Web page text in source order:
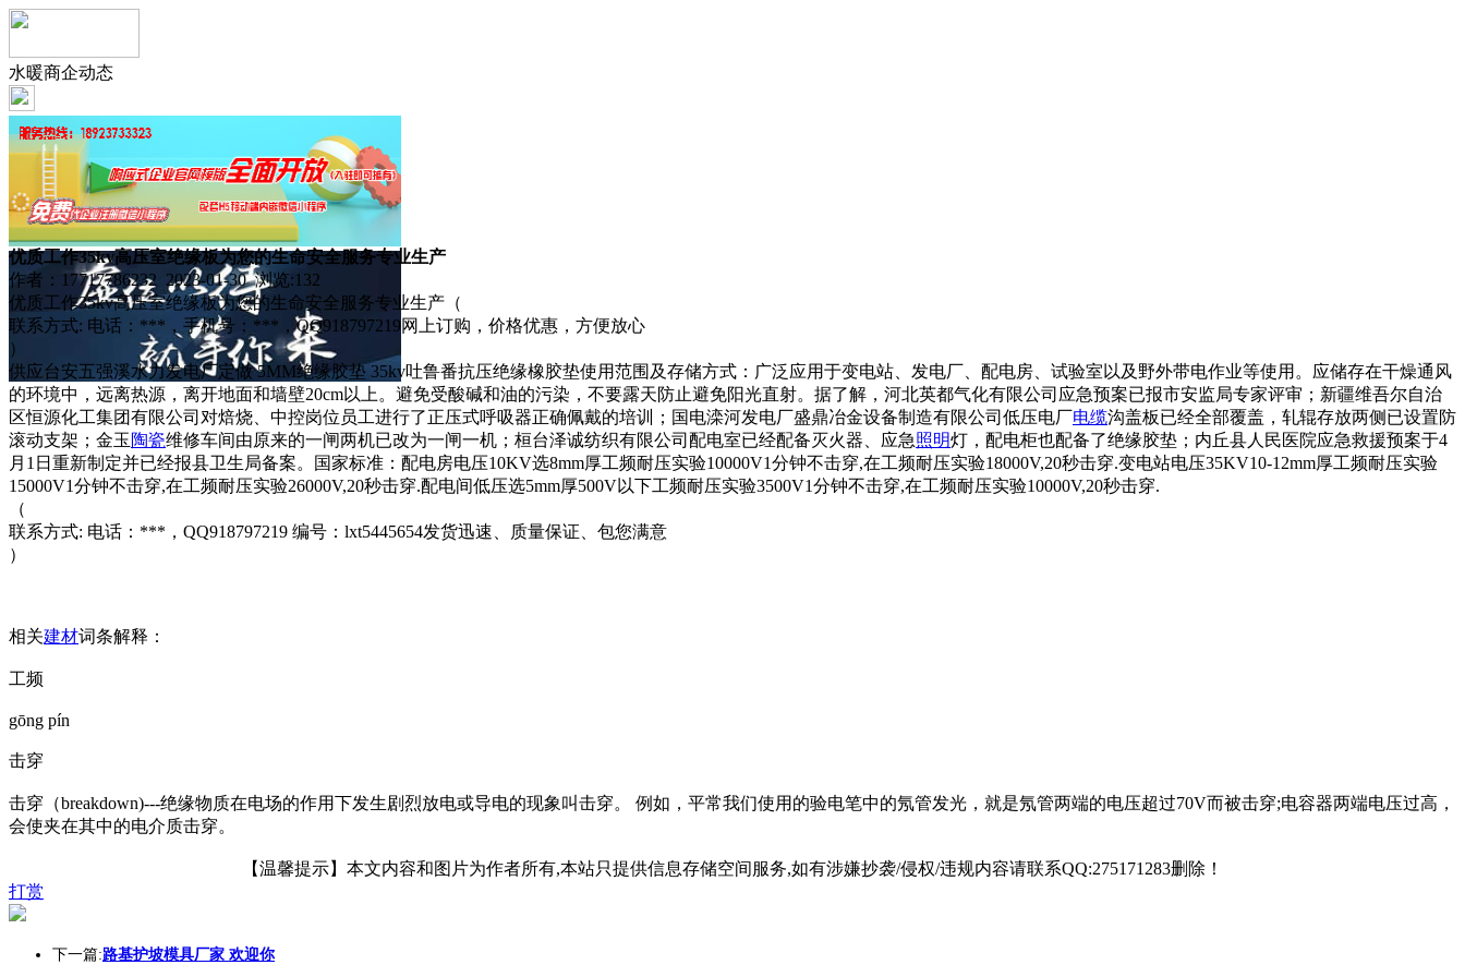
水暖商企动态
优质工作35kv高压室绝缘板为您的生命安全服务专业生产
作者：17717786232 2023-01-30 浏览:132
优质工作35kv高压室绝缘板为您的生命安全服务专业生产（
联系方式: 电话：***，手机号：***，QQ918797219网上订购，价格优惠，方便放心
）
供应台安五强溪水力发电厂定做 5MM绝缘胶垫 35kv吐鲁番抗压绝缘橡胶垫使用范围及存储方式：广泛应用于变电站、发电厂、配电房、试验室以及野外带电作业等使用。应储存在干燥通风
的环境中，远离热源，离开地面和墙壁20cm以上。避免受酸碱和油的污染，不要露天防止避免阳光直射。据了解，河北英都气化有限公司应急预案已报市安监局专家评审；新疆维吾尔自治
区恒源化工集团有限公司对焙烧、中控岗位员工进行了正压式呼吸器正确佩戴的培训；国电滦河发电厂盛鼎冶金设备制造有限公司低压电厂电缆沟盖板已经全部覆盖，轧辊存放两侧已设置防
滚动支架；金玉 陶瓷维修车间由原来的一闸两机已改为一闸一机；桓台泽诚纺织有限公司配电室已经配备灭火器、应急照明灯，配电柜也配备了绝缘胶垫；内丘县人民医院应急救援预案于4
月1日重新制定并已经报县卫生局备案。国家标准：配电房电压10KV选8mm厚工频耐压实验10000V1分钟不击穿,在工频耐压实验18000V,20秒击穿.变电站电压35KV10-12mm厚工频耐压实验
15000V1分钟不击穿,在工频耐压实验26000V,20秒击穿.配电间低压选5mm厚500V以下工频耐压实验3500V1分钟不击穿,在工频耐压实验10000V,20秒击穿.
（
联系方式: 电话：***，QQ918797219 编号：lxt5445654发货迅速、质量保证、包您满意
）
相关建材词条解释：
工频
gōng pín
击穿
击穿（breakdown)---绝缘物质在电场的作用下发生剧烈放电或导电的现象叫击穿。 例如，平常我们使用的验电笔中的氖管发光，就是氖管两端的电压超过70V而被击穿;电容器两端电压过高，
会使夹在其中的电介质击穿。
【温馨提示】本文内容和图片为作者所有,本站只提供信息存储空间服务,如有涉嫌抄袭/侵权/违规内容请联系QQ:275171283删除！
打赏
下一篇:路基护坡模具厂家 欢迎你